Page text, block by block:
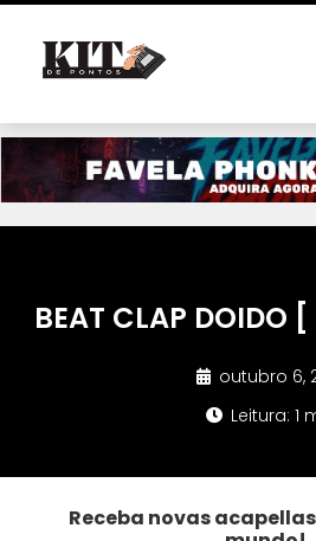
BEAT CLAP DOIDO
outubro 6,
Leitura: 1
Receba novas